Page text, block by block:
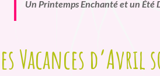
Un Printemps Enchanté et un Été
Vacances d’Avril